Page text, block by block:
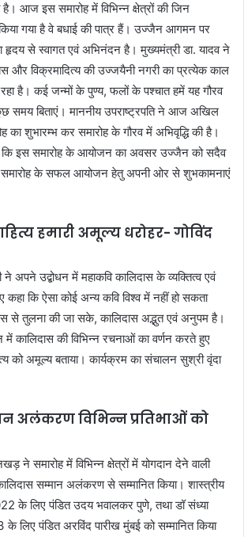
आज इस समारोह में विभिन्न क्षेत्रों की जिन
गया है वे बधाई की पात्र हैं। उज्जैन आगमन पर
हृदय से स्वागत एवं अभिनंदन है। मुख्यमंत्री डा. यादव ने
और विक्रमादित्य की उज्जयैनी नगरी का प्रत्येक काल
है। कई जन्मों के पुण्य, फलों के पश्चात हमें यह गौरव
समय बिताएं। माननीय उपराष्ट्रपति ने आज अखिल
का शुभारम्भ कर समारोह के गौरव में अभिवृद्धि की है।
कि इस समारोह के आयोजन का अवसर उज्जैन को सदैव
समारोह के सफल आयोजन हेतु अपनी ओर से शुभकामनाएं
हमारी अमूल्य धरोहर- गोविंद
ने अपने उद्बोधन में महाकवि कालिदास के व्यक्तित्व एवं
कहा कि ऐसा कोई अन्य कवि विश्व में नहीं हो सकता
से तुलना की जा सके, कालिदास अद्भुत एवं अनुपम है।
में कालिदास की विभिन्न रचनाओं का वर्णन करते हुए
को अमूल्य बताया। कार्यक्रम का संचालन सुश्री वृंदा
अलंकरण विभिन्न प्रतिभाओं को
ने समारोह में विभिन्न क्षेत्रों में योगदान देने वाली
सम्मान अलंकरण से सम्मानित किया। शास्त्रीय
के लिए पंडित उदय भवालकर पुणे, तथा डॉ संध्या
के लिए पंडित अरविंद पारीख मुंबई को सम्मानित किया